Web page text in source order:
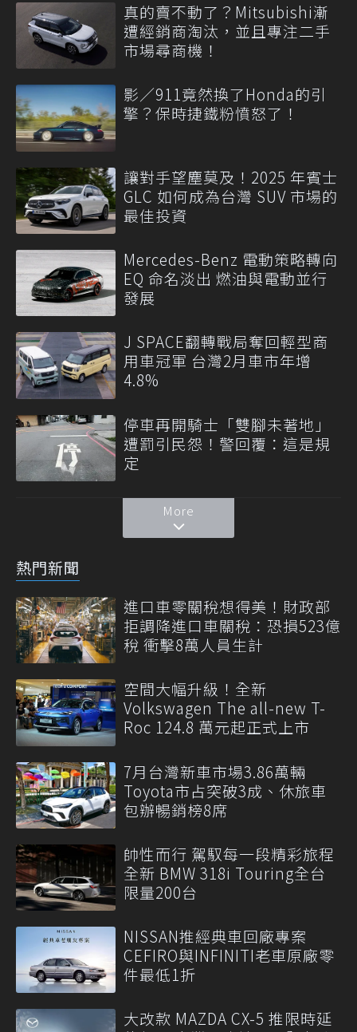
真的賣不動了？Mitsubishi漸
遭經銷商淘汰，並且專注二手
市場尋商機！
影／911竟然換了Honda的引
擎？保時捷鐵粉憤怒了！
讓對手望塵莫及！2025 年賓士
GLC 如何成為台灣 SUV 市場的
最佳投資
Mercedes-Benz 電動策略轉向
EQ 命名淡出 燃油與電動並行
發展
J SPACE翻轉戰局奪回輕型商
用車冠軍 台灣2月車市年增
4.8%
停車再開騎士「雙腳未著地」
遭罰引民怨！警回覆：這是規
定
More
熱門新聞
進口車零關稅想得美！財政部
拒調降進口車關稅：恐損523億
稅 衝擊8萬人員生計
空間大幅升級！全新
Volkswagen The all-new T-
Roc 124.8 萬元起正式上市
7月台灣新車市場3.86萬輛
Toyota市占突破3成、休旅車
包辦暢銷榜8席
帥性而行 駕馭每一段精彩旅程
全新 BMW 318i Touring全台
限量200台
NISSAN推經典車回廠專案
CEFIRO與INFINITI老車原廠零
件最低1折
大改款 MAZDA CX-5 推限時延